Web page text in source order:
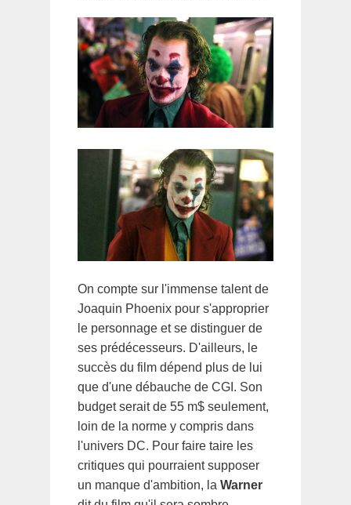
On compte sur l'immense talent de
Joaquin Phoenix pour s'approprier
le personnage et se distinguer de
ses prédécesseurs. D'ailleurs, le
succès du film dépend plus de lui
que d'une débauche de CGI. Son
budget serait de 55 m$ seulement,
loin de la norme y compris dans
l'univers DC. Pour faire taire les
critiques qui pourraient supposer
un manque d'ambition, la Warner